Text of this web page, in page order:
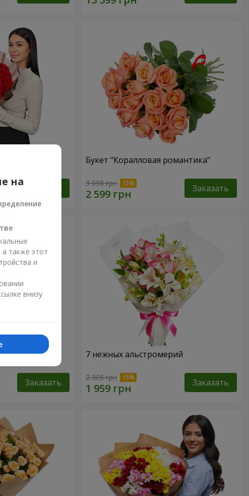
роза!" Букет "Коралловая романтика"
3 058 грн Заказать
Заказать
7 нежных альстромерий
2 305 грн Заказать
на
также этот
и
внизу